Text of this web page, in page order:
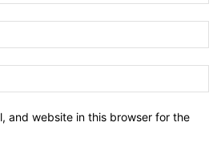
and website in this browser for the